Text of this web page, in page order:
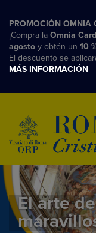
PROMOCIÓN OMNIA
¡Compra la Omnia
agosto y obtén un 10
El descuento se
MÁS INFORMACIÓN
El arte